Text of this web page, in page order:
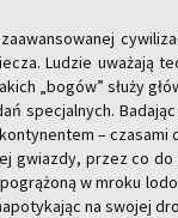
Lu­dzie uwa­ża­ją
„bogów” służy
spe­cjal­nych.
– cza­sa­mi
gwiaz­dy, przez co do
w mroku
na swo­jej